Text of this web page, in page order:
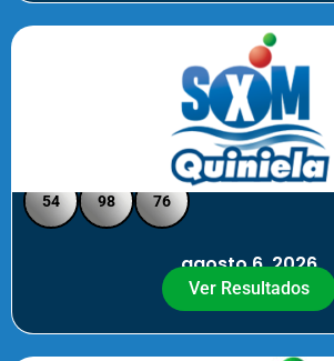
Quiniela SXM - Noche
54 98 76
agosto 6, 2026
Ver Resultados